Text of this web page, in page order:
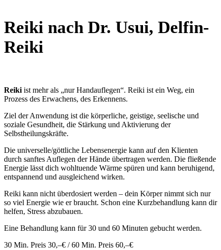
Reiki nach Dr. Usui, Delfin-
Reiki
Reiki ist mehr als „nur Handauflegen“. Reiki ist ein Weg, ein
Prozess des Erwachens, des Erkennens.
Ziel der Anwendung ist die körperliche, geistige, seelische und
soziale Gesundheit, die Stärkung und Aktivierung der
Selbstheilungskräfte.
Die universelle/göttliche Lebensenergie kann auf den Klienten
durch sanftes Auflegen der Hände übertragen werden. Die fließende
Energie lässt dich wohltuende Wärme spüren und kann beruhigend,
entspannend und ausgleichend wirken.
Reiki kann nicht überdosiert werden – dein Körper nimmt sich nur
so viel Energie wie er braucht. Schon eine Kurzbehandlung kann dir
helfen, Stress abzubauen.
Eine Behandlung kann für 30 und 60 Minuten gebucht werden.
30 Min. Preis 30,–€ / 60 Min. Preis 60,–€